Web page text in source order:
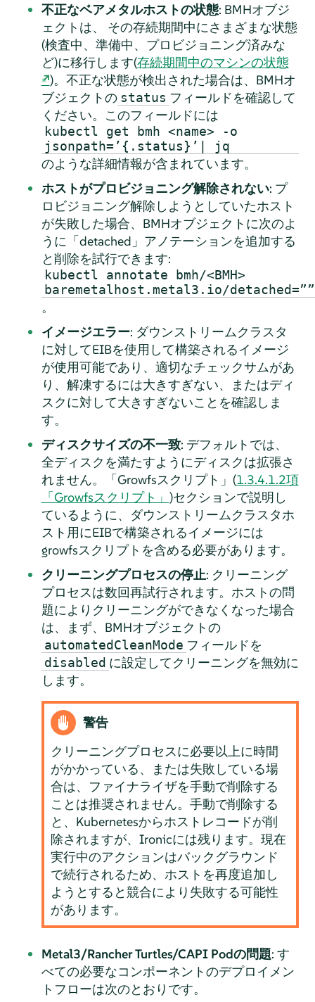
不正なベアメタルホストの状態: BMHオブジ
ェクトは、 その存続期間中にさまざまな状態
(検査中、準備中、プロビジョニング済みな
ど)に移行します(存続期間中のマシンの状態
)。不正な状態が検出された場合は、BMHオ
ブジェクトの status フィールドを確認して
ください。このフィールドには
kubectl get bmh <name> -o
jsonpath=’{.status}’| jq
のような詳細情報が含まれています。
ホストがプロビジョニング解除されない: プ
ロビジョニング解除しようとしていたホスト
が失敗した場合、BMHオブジェクトに次のよ
うに「detached」アノテーションを追加する
と削除を試行できます:
kubectl annotate bmh/<BMH>
baremetalhost.metal3.io/detached=””
。
イメージエラー: ダウンストリームクラスタ
に対してEIBを使用して構築されるイメージ
が使用可能であり、適切なチェックサムがあ
り、解凍するには大きすぎない、またはディ
スクに対して大きすぎないことを確認しま
す。
ディスクサイズの不一致: デフォルトでは、
全ディスクを満たすようにディスクは拡張さ
れません。「Growfsスクリプト」(1.3.4.1.2項
「Growfsスクリプト」 )セクションで説明し
ているように、ダウンストリームクラスタホ
スト用にEIBで構築されるイメージには
growfsスクリプトを含める必要があります。
クリーニングプロセスの停止: クリーニング
プロセスは数回再試行されます。ホストの問
題によりクリーニングができなくなった場合
は、まず、BMHオブジェクトの
automatedCleanMode フィールドを
disabled に設定してクリーニングを無効に
します。
警告
クリーニングプロセスに必要以上に時間
がかかっている、または失敗している場
合は、ファイナライザを手動で削除する
ことは推奨されません。手動で削除する
と、Kubernetesからホストレコードが削
除されますが、Ironicには残ります。現在
実行中のアクションはバックグラウンド
で続行されるため、ホストを再度追加し
ようとすると競合により失敗する可能性
があります。
Metal3/Rancher Turtles/CAPI Podの問題: す
べての必要なコンポーネントのデプロイメン
トフローは次のとおりです。